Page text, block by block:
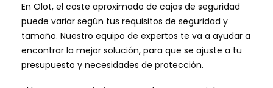
En Olot, el coste aproximado de cajas de seguridad
puede variar según tus requisitos de seguridad y
tamaño. Nuestro equipo de expertos te va a ayudar a
encontrar la mejor solución, para que se ajuste a tu
presupuesto y necesidades de protección.